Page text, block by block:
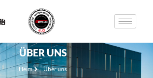
ÜBER UNS
Heim Über uns